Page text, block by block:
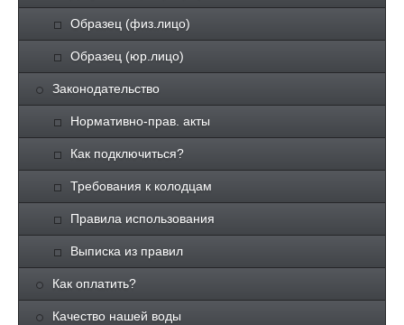
Образец (физ.лицо)
Образец (юр.лицо)
Законодательство
Нормативно-прав. акты
Как подключиться?
Требования к колодцам
Правила использования
Выписка из правил
Как оплатить?
Качество нашей воды